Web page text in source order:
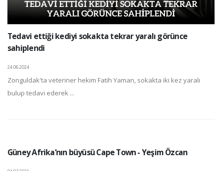
Tedavi ettiği kediyi sokakta tekrar yaralı görünce
sahiplendi
24.06.2024
Zonguldak'ta veteriner hekim Fatih Yaman, sokakta iki kez yaralı
bulup tedavi ederek ...
Güney Afrika’nın büyüsü Cape Town - Yeşim Özcan